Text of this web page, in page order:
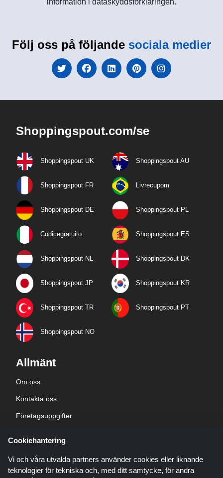
information i dataskyddsförklaringen.
Följ oss på följande sociala medier
Shoppingspout.com/se
Shoppingspout UK Shoppingspout AU
Shoppingspout FR Livrecupom
Shoppingspout DE Shoppingspout PL
Codicegratuito Shoppingspout ES
Shoppingspout NL Shoppingspout DK
Shoppingspout JP Shoppingspout KR
Shoppingspout TR Shoppingspout PT
Shoppingspout NO
Allmänt
Om oss
Kontakta oss
Företagsuppgifter
Cookiehantering
Vi och våra utvalda partners använder cookies eller liknande
teknologier för tekniska och, med ditt samtycke, för andra